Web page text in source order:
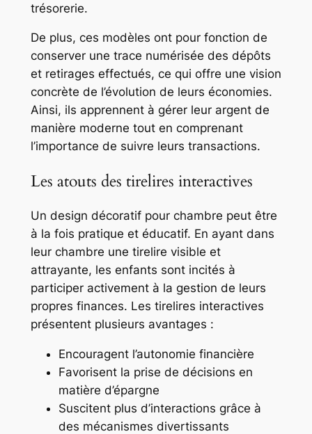
trésorerie.
De plus, ces modèles ont pour fonction de
conserver une trace numérisée des dépôts
et retirages effectués, ce qui offre une vision
concrète de l’évolution de leurs économies.
Ainsi, ils apprennent à gérer leur argent de
manière moderne tout en comprenant
l’importance de suivre leurs transactions.
Les atouts des tirelires interactives
Un design décoratif pour chambre peut être
à la fois pratique et éducatif. En ayant dans
leur chambre une tirelire visible et
attrayante, les enfants sont incités à
participer activement à la gestion de leurs
propres finances. Les tirelires interactives
présentent plusieurs avantages :
Encouragent l’autonomie financière
Favorisent la prise de décisions en
matière d’épargne
Suscitent plus d’interactions grâce à
des mécanismes divertissants